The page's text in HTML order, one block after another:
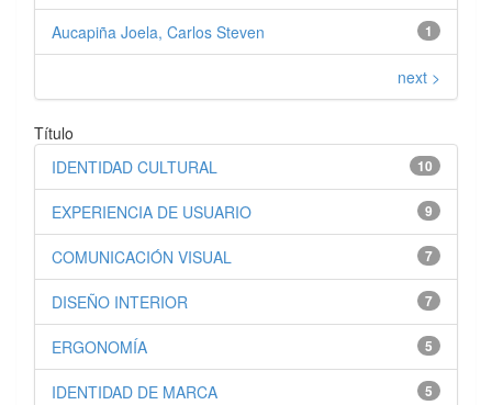
1
Aucapiña Joela, Carlos Steven
next >
Título
10
IDENTIDAD CULTURAL
9
EXPERIENCIA DE USUARIO
7
COMUNICACIÓN VISUAL
7
DISEÑO INTERIOR
5
ERGONOMÍA
5
IDENTIDAD DE MARCA